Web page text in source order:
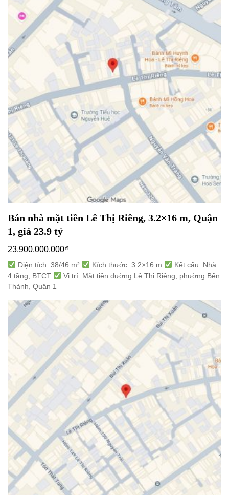
Bán nhà mặt tiền Lê Thị Riêng, 3.2×16 m, Quận
1, giá 23.9 tỷ
23,900,000,000₫
Diện tích: 38/46 m² Kích thước: 3.2×16 m
Kết cấu: Nhà
4 tầng, BTCT
Vị trí: Mặt tiền đường Lê Thị Riêng, phường Bến
Thành, Quận 1